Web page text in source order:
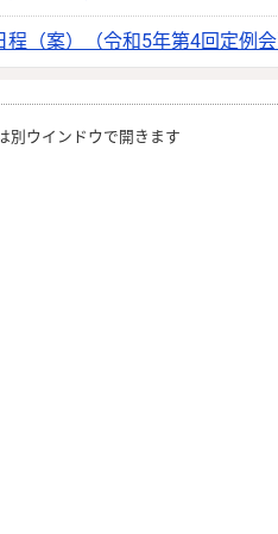
程（案）（令和5年第4回定例
別ウインドウで開きます